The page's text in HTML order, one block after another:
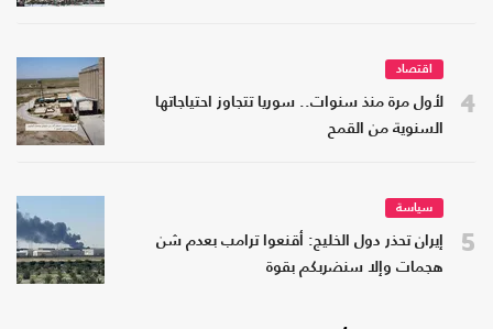
4
اقتصاد
لأول مرة منذ سنوات.. سوريا تتجاوز احتياجاتها
السنوية من القمح
5
سياسة
إيران تحذر دول الخليج: أقنعوا ترامب بعدم شن
هجمات وإلا سنضربكم بقوة